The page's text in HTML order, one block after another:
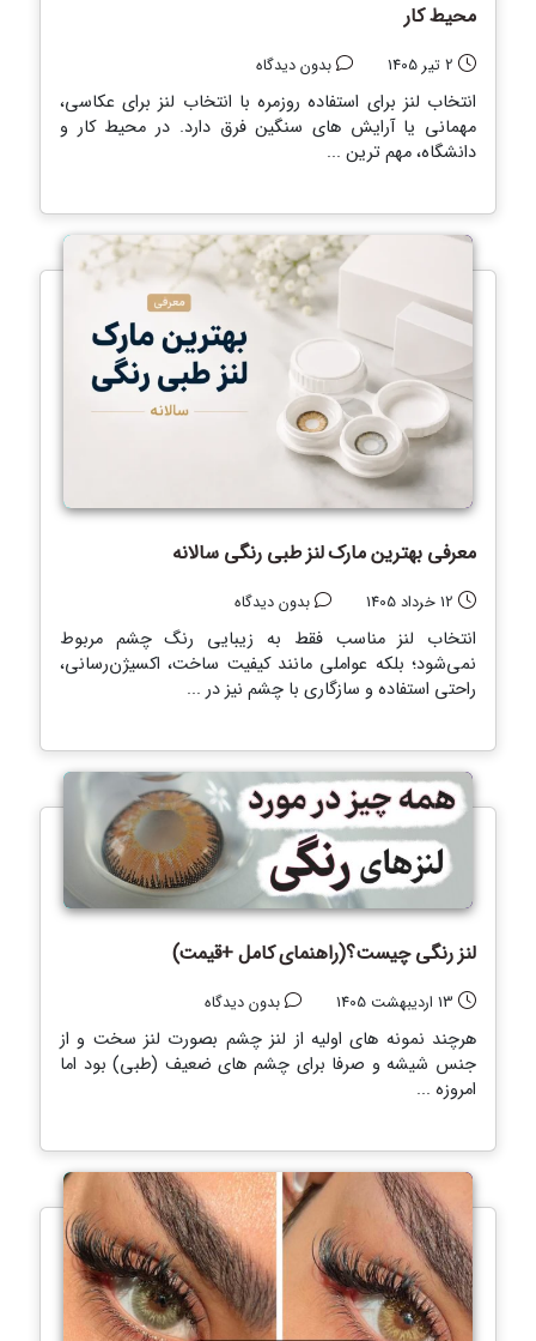
محیط کار
2 تیر 1405 بدون دیدگاه
انتخاب لنز برای استفاده روزمره با انتخاب لنز برای عکاسی،
مهمانی یا آرایش های سنگین فرق دارد. در محیط کار و
دانشگاه، مهم ترین ...
معرفی بهترین مارک لنز طبی رنگی سالانه
12 خرداد 1405 بدون دیدگاه
انتخاب لنز مناسب فقط به زیبایی رنگ چشم مربوط
نمی‌شود؛ بلکه عواملی مانند کیفیت ساخت، اکسیژن‌رسانی،
راحتی استفاده و سازگاری با چشم نیز در ...
لنز رنگی چیست؟(راهنمای کامل +قیمت)
13 اردیبهشت 1405 بدون دیدگاه
هرچند نمونه های اولیه از لنز چشم بصورت لنز سخت و از
جنس شیشه و صرفا برای چشم های ضعیف (طبی) بود اما
امروزه ...